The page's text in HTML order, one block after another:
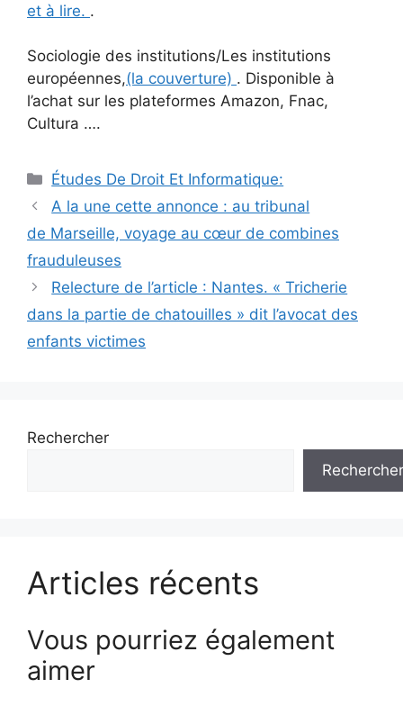
et à lire. .
Sociologie des institutions/Les institutions
européennes,(la couverture) . Disponible à
l’achat sur les plateformes Amazon, Fnac,
Cultura ….
Catégories
Études De Droit Et Informatique:
Navigation
des
A la une cette annonce : au tribunal
de Marseille, voyage au cœur de combines
frauduleuses
Relecture de l’article : Nantes. « Tricherie
dans la partie de chatouilles » dit l’avocat des
enfants victimes
Rechercher
Rechercher
Articles récents
Vous pourriez également
aimer